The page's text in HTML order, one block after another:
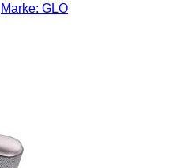
Marke: GLO